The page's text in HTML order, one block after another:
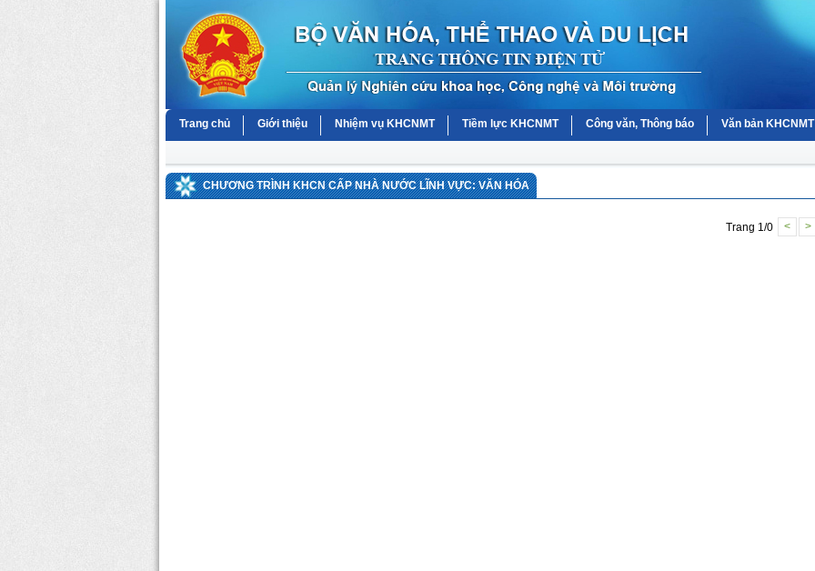
Trang chủ Giới thiệu Nhiệm vụ KHCNMT Tiềm lực KHCNMT Công văn, Thông báo Văn bản KHCNMT
CHƯƠNG TRÌNH KHCN CẤP NHÀ NƯỚC LĨNH VỰC: VĂN HÓA
Trang 1/0 < >